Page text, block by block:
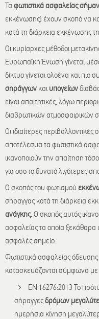
Τα φωτιστικά ασφαλείας
εκκένωσης) έχουν σκοπό να
κατά τη διάρκεια εκκένωσης
Οι κυρίαρχες μέθοδοι
Ευρωπαϊκή Ένωση γίνεται
δίκτυο γίνεται ολοένα και
σηράγγων καιυπογείων
είναι απαιτητικές, λόγω
διαβρωτικών ατμοσφαιρικών
Οι ιδιαίτερες
αποτέλεσμα τα φωτιστικά
ικανοποιούν την απαίτηση τόσο
για οσο το δυνατό λιγότερες
Ο σκοπός του φωτισμού
σήραγγας κατά τη διάρκεια
ανάγκης. Ο σκοπός αυτός
ασφαλείας τα οποία
ασφαλές σημείο.
Φωτιστικά ασφαλείας
κατασκευάζονται σύμφωνα
EN 16276:2013 Το
σήραγγεςδρόμων
ημερήσια κίνηση